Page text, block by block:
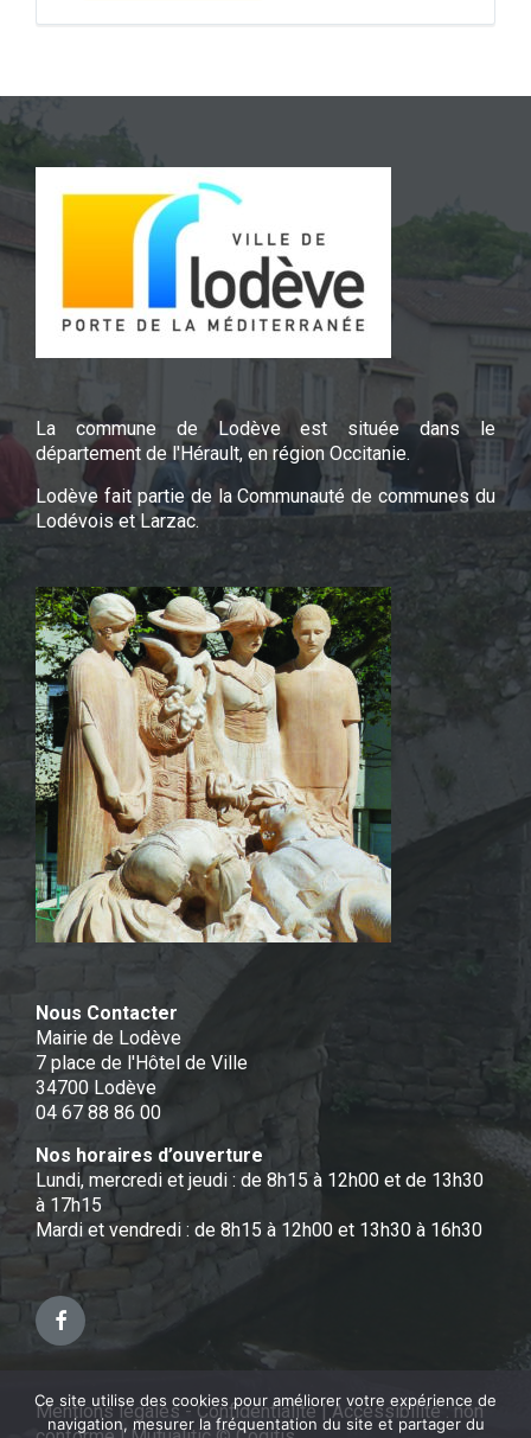
La commune de Lodève est située dans le
département de l'Hérault, en région Occitanie.
Lodève fait partie de la Communauté de communes du
Lodévois et Larzac.
Nous Contacter
Mairie de Lodève
7 place de l'Hôtel de Ville
34700 Lodève
04 67 88 86 00
Nos horaires d’ouverture
Lundi, mercredi et jeudi : de 8h15 à 12h00 et de 13h30
à 17h15
Mardi et vendredi : de 8h15 à 12h00 et 13h30 à 16h30
Facebook
Mentions légales - Confidentialité|Accessibilité : non
Ce site utilise des cookies pour améliorer votre expérience de
navigation, mesurer la fréquentation du site et partager du